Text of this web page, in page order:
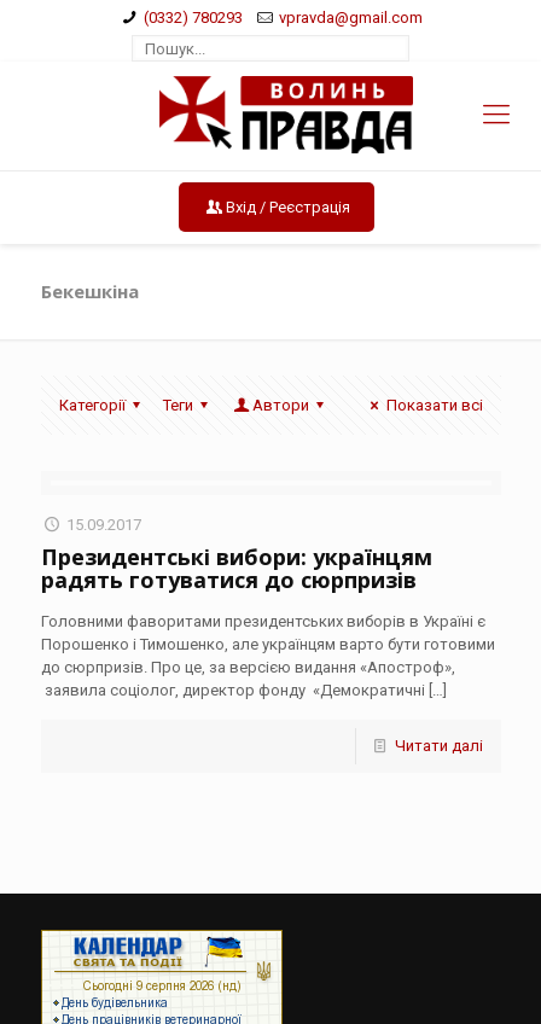
(0332) 780293 vpravda@gmail.com
Вхід / Реєстрація
Бекешкіна
Категорії Теги Автори Показати всі
15.09.2017
Президентські вибори: українцям
радять готуватися до сюрпризів
Головними фаворитами президентських виборів в Україні є
Порошенко і Тимошенко, але українцям варто бути готовими
до сюрпризів. Про це, за версією видання «Апостроф»,
заявила соціолог, директор фонду «Демократичні […]
Читати далі